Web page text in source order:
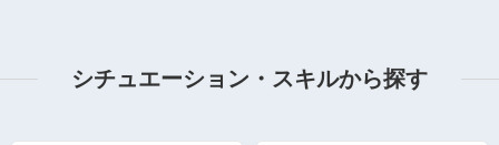
シチュエーション・スキルから探す